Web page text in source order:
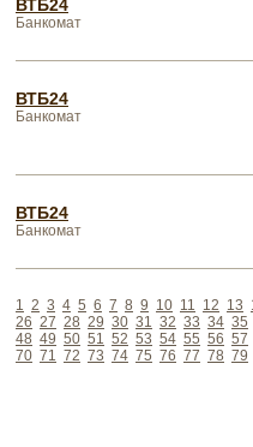
ВТБ24
Банкомат
ВТБ24
Банкомат
ВТБ24
Банкомат
1 2 3 4 5 6 7 8 9 10 11 12 13
26 27 28 29 30 31 32 33 34 35
48 49 50 51 52 53 54 55 56 57
70 71 72 73 74 75 76 77 78 79